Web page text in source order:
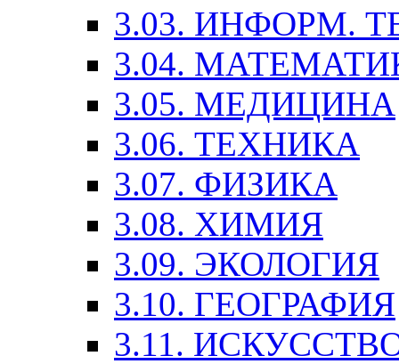
3.03. ИНФОРМ.
3.04.
3.05. МЕДИЦИНА
3.06. ТЕХНИКА
3.07. ФИЗИКА
3.08. ХИМИЯ
3.09. ЭКОЛОГИЯ
3.10. ГЕОГРАФИЯ
3.11.